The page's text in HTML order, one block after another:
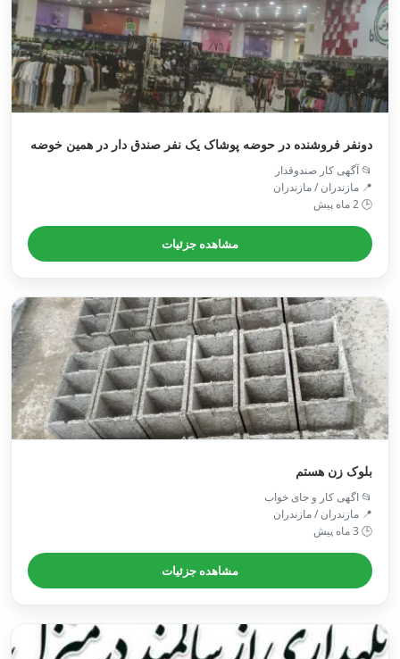
دونفر فروشنده در حوضه پوشاک یک نفر صندق دار در همین خوضه
📂 آگهی کار صندوقدار
📍 مازندران / مازندران
🕒 2 ماه پیش
مشاهده جزئیات
بلوک زن هستم
📂 اگهی کار و جای خواب
📍 مازندران / مازندران
🕒 3 ماه پیش
مشاهده جزئیات